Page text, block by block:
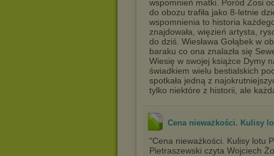
wspomnień matki. Poród Zosi
do obozu trafiła jako 8-letnie
wspomnienia to historia
znajdowała, więzień artysta,
do dziś. Wiesława Gołąbek w
baraku co ona znalazła się
Wiesię w swojej książce Dymy
świadkiem wielu bestialskich
spotkała jedną z
tylko niektóre z historii, ale
Cena nieważkości. Kulisy
"Cena nieważkości. Kulisy lotu
Pietraszewski czyta Wojciech